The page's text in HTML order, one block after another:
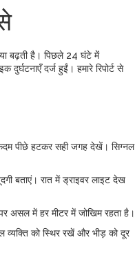
बढ़ती है। पिछले 24 घंटे में
दर्ज हुईं। हमारे रिपोर्ट से
पीछे हटकर सही जगह देखें। सिग्नल
बताएं। रात में ड्राइवर लाइट देख
असल में हर मीटर में जोखिम रहता है।
व्यक्ति को स्थिर रखें और भीड़ को दूर